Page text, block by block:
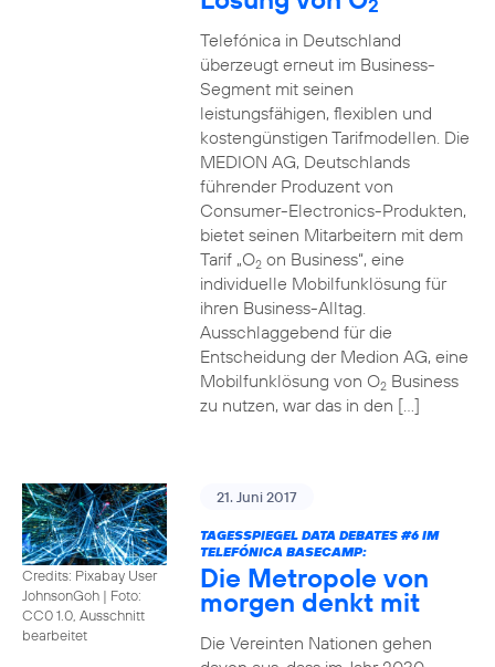
2
Telefónica in Deutschland
überzeugt erneut im Business-
Segment mit seinen
leistungsfähigen, flexiblen und
kostengünstigen Tarifmodellen. Die
MEDION AG, Deutschlands
führender Produzent von
Consumer-Electronics-Produkten,
bietet seinen Mitarbeitern mit dem
Tarif „O2on Business“, eine
individuelle Mobilfunklösung für
ihren Business-Alltag.
Ausschlaggebend für die
Entscheidung der Medion AG, eine
Mobilfunklösung von O2Business
zu nutzen, war das in den […]
Credits: Pixabay User
JohnsonGoh | Foto:
CC0 1.0, Ausschnitt
bearbeitet
21. Juni 2017
TAGESSPIEGEL DATA DEBATES #6IM
TELEFÓNICA BASECAMP:
Die Metropole von
morgen denkt mit
Die Vereinten Nationen gehen